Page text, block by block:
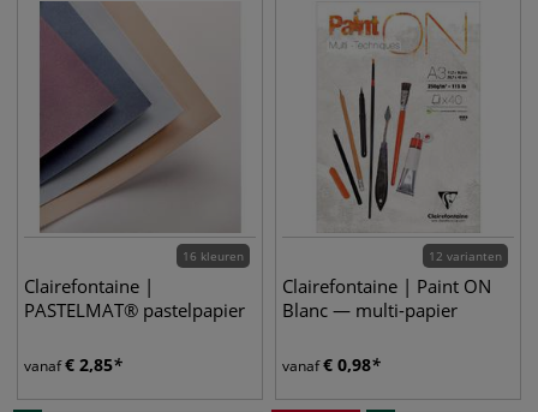
16 kleuren
Clairefontaine |
PASTELMAT® pastelpapier
vanaf€ 2,85
12 varianten
Clairefontaine | Paint ON
Blanc — multi-papier
vanaf€ 0,98